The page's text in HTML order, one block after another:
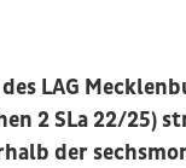
LAG
2 SLa 22/25)
der